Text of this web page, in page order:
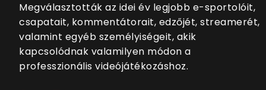
Megválasztották az idei év legjobb e-sportolóit,
csapatait, kommentátorait, edzőjét, streamerét,
valamint egyéb személyiségeit, akik
kapcsolódnak valamilyen módon a
professzionális videójátékozáshoz.